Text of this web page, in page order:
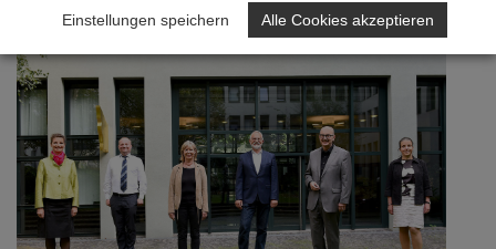
Einstellungen speichern Alle Cookies akzeptieren